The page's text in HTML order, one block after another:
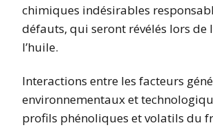
chimiques indésirables
défauts, qui seront révélés lors de
l’huile.
Interactions entre les facteurs
environnementaux et
profils phénoliques et volatils du